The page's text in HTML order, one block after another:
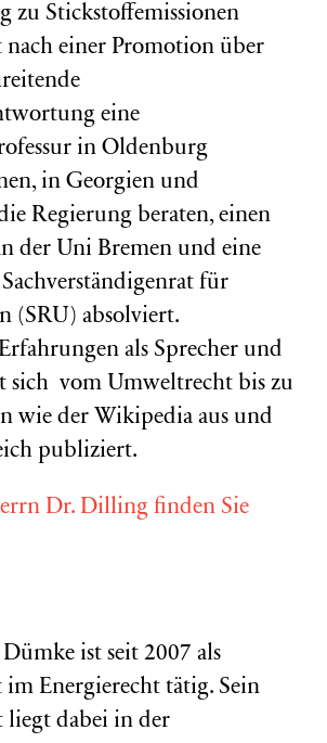
zu Stickstoffemissionen
nach einer Promotion über
eine
in Oldenburg
in Georgien und
Regierung beraten, einen
der Uni Bremen und eine
für
(SRU) absolviert.
als Sprecher und
sich vom Umweltrecht bis zu
wie der Wikipedia aus und
publiziert.
Dr. Dilling finden Sie
ist seit 2007 als
im Energierecht tätig. Sein
liegt dabei in der